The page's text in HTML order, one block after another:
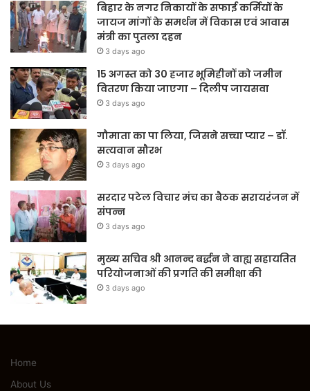
बिहार के नगर निकायों के सफाई कर्मियों के
जायज मांगों के समर्थन में विकास एवं आवास
मंत्री का पुतला दहन
3 days ago
15 अगस्त को 30 हजार भूमिहीनों को जमीन
वितरण किया जाएगा – दिलीप जायसवा
3 days ago
गौमाता का पा लिया, जिसने सच्चा प्यार – डॉ.
सत्यवान सौरभ
3 days ago
सरदार पटेल विचार मंच का बैठक सरायरंजन में
संपन्न
3 days ago
मुख्य सचिव श्री आनन्द बर्द्धन ने वाह्य सहायतित
परियोजनाओं की प्रगति की समीक्षा की
3 days ago
Home
About Us